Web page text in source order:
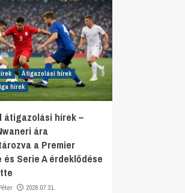
Átigazolási hírek
hírek
átigazolási hírek –
ára
a Premier
és Serie A érdeklődése
2026.07.31.